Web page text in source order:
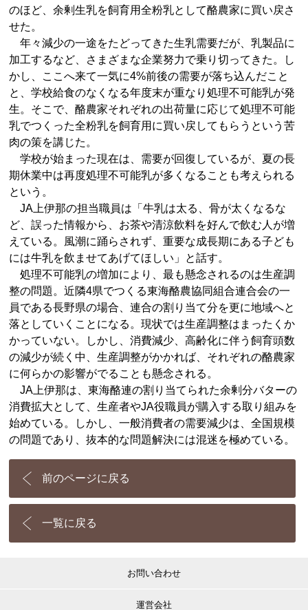
のほど、余剰生乳を飼育用全粉乳として酪農家に買い戻さ
せた。
年々減少の一途をたどってきた生乳需要だが、乳製品に
加工するなど、さまざまな企業努力で乗り切ってきた。し
かし、ここへ来て一気に4%前後の需要が落ち込んだこと
と、学校給食のなくなる年度末が重なり処理不可能乳が発
生。そこで、酪農家それぞれの出荷量に応じて処理不可能
乳でつくった全粉乳を飼育用に買い戻してもらうという苦
肉の策を講じた。
学校が始まった現在は、需要が回復しているが、夏の長
期休業中は再度処理不可能乳が多くなることも考えられる
という。
JA上伊那の担当職員は「牛乳は太る、骨が太くなるな
ど、誤った情報から、お茶や清涼飲料を好んで飲む人が増
えている。風潮に踊らされず、重要な成長期にある子ども
には牛乳を飲ませてあげてほしい」と話す。
処理不可能乳の増加により、最も懸念されるのは生産調
整の問題。近隣4県でつくる東海酪農協同組合連合会の一
員である長野県の場合、連合の割り当て分を更に地域へと
落としていくことになる。現状では生産調整はまったくか
かっていない。しかし、消費減少、高齢化に伴う飼育頭数
の減少が続く中、生産調整がかかれば、それぞれの酪農家
に何らかの影響がでることも懸念される。
JA上伊那は、東海酪連の割り当てられた余剰分バターの
消費拡大として、生産者やJA役職員が購入する取り組みを
始めている。しかし、一般消費者の需要減少は、全国規模
の問題であり、抜本的な問題解決には混迷を極めている。
前のページに戻る
一覧に戻る
お問い合わせ
運営会社